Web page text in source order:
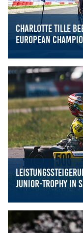
Charlotte Tille
European
Charlotte Tille
Junior-Trophy in